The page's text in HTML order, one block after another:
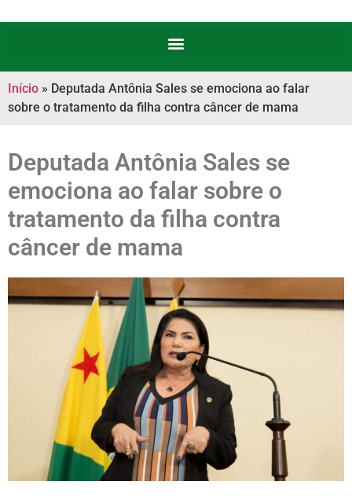
Início » Deputada Antônia Sales se emociona ao falar
sobre o tratamento da filha contra câncer de mama
Deputada Antônia Sales se
emociona ao falar sobre o
tratamento da filha contra
câncer de mama